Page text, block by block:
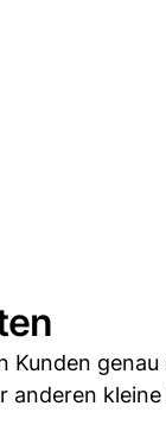
genau